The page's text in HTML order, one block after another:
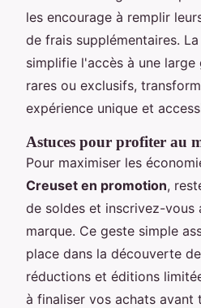
les encourage à remplir
de frais supplémentaires.
simplifie l'accès à une
rares ou exclusifs,
expérience unique et
Astuces pour profiter au
Pour maximiser les
Creuset en promotion,
de soldes et inscrivez-vous
marque. Ce geste simple
place dans la découverte
réductions et éditions
à finaliser vos achats avant